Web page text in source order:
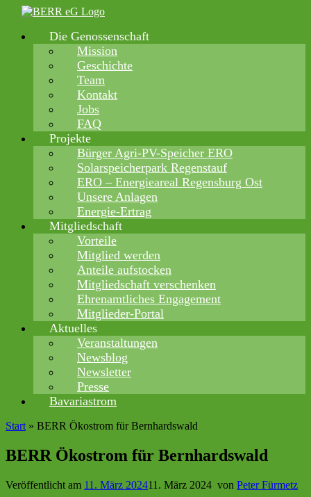
Zum
springen
Die Genossenschaft
Mission
Geschichte
Team
Kontakt
Jobs
FAQ
Projekte
Bürger Agri-PV-Speicher ERO
Solarspeicherpark Regenstauf
ERO – Energieareal Regensburg Ost
Unsere Anlagen
Energie-Ertrag
Mitgliedschaft
Vorteile
Mitglied werden
Anteile aufstocken
Mitgliedschaft verschenken
Ehrenamtliches Engagement
Mitglieder-Portal
Aktuelles
Veranstaltungen
Newsblog
Newsletter
Presse
Bavariastrom
Start » BERR Ökostrom für Bernhardswald
BERR Ökostrom für Bernhardswald
Veröffentlicht am 11. März 202411. März 2024 von Peter Fürmetz